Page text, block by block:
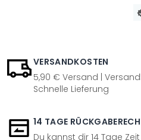
VERSANDKOSTEN
5,90 € Versand |
Schnelle Lieferung
14 TAGE
Du kannst dir 14 Tage